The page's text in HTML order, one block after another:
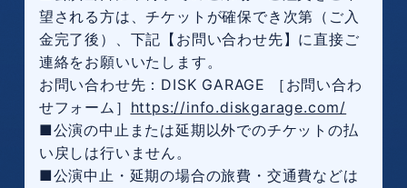
望される方は、チケットが確保でき次第（ご入
金完了後）、下記【お問い合わせ先】に直接ご
連絡をお願いいたします。
お問い合わせ先：DISK GARAGE ［お問い合わ
せフォーム］ https://info.diskgarage.com/
■公演の中止または延期以外でのチケットの払
い戻しは行いません。
■公演中止・延期の場合の旅費・交通費などは